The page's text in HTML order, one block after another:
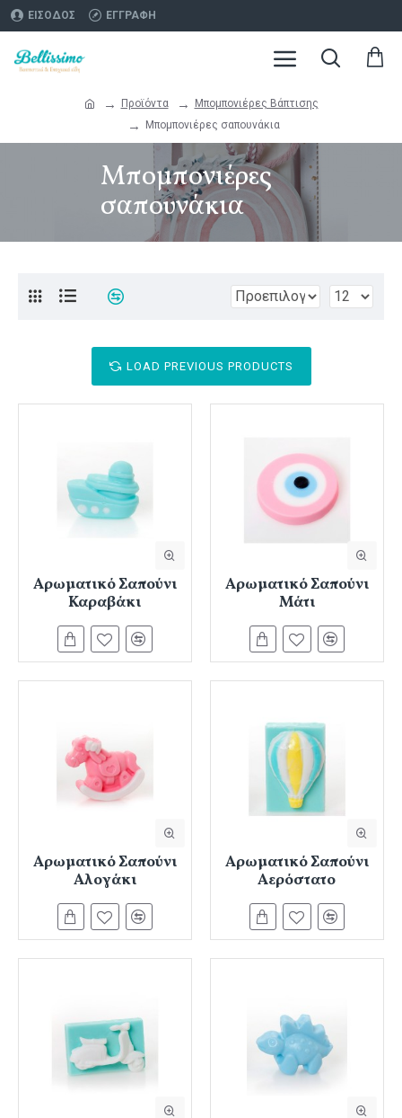
ΕΊΣΟΔΟΣ ΕΓΓΡΑΦΉ
Προϊόντα
Μπομπονιέρες Βάπτισης
Μπομπονιέρες σαπουνάκια
Μπομπονιέρες
σαπουνάκια
LOAD PREVIOUS PRODUCTS
Αρωματικό Σαπούνι
Καραβάκι
Αρωματικό Σαπούνι
Μάτι
Αρωματικό Σαπούνι
Αλογάκι
Αρωματικό Σαπούνι
Αερόστατο